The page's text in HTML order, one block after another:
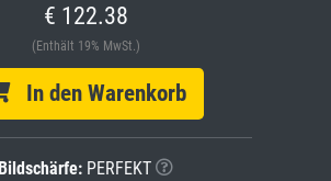
€ 122.38
(Enthält 19% MwSt.)
In den Warenkorb
Bildschärfe: PERFEKT